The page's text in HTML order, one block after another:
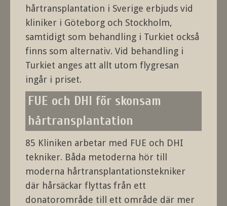
hårtransplantation i Sverige erbjuds vid
kliniker i Göteborg och Stockholm,
samtidigt som behandling i Turkiet också
finns som alternativ. Vid behandling i
Turkiet anges att allt utom flygresan
ingår i priset.
FUE och DHI för skonsam
hårtransplantation
85 Kliniken arbetar med FUE och DHI
tekniker. Båda metoderna hör till
moderna hårtransplantationstekniker
där hårsäckar flyttas från ett
donatorområde till ett område där mer